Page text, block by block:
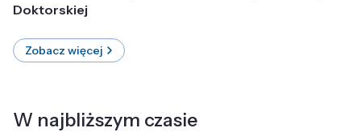
Doktorskiej
Zobacz więcej
W najbliższym czasie